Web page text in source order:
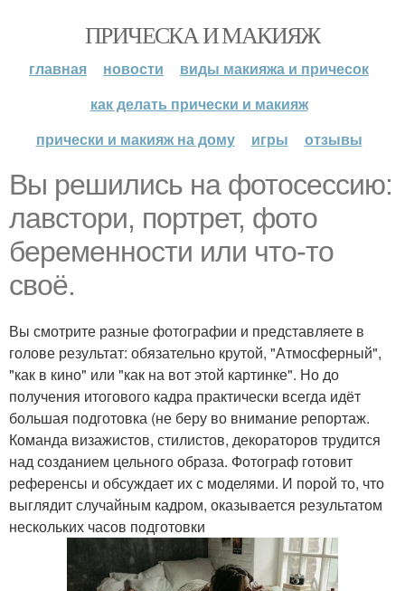
ПРИЧЕСКА И МАКИЯЖ
главная новости
виды макияжа и причесок
как делать прически и макияж
прически и макияж на дому
игры отзывы
Вы решились на фотосессию:
лавстори, портрет, фото
беременности или что-то
своё.
Вы смотрите разные фотографии и представляете в
голове результат: обязательно крутой, "Атмосферный",
"как в кино" или "как на вот этой картинке". Но до
получения итогового кадра практически всегда идёт
большая подготовка (не беру во внимание репортаж.
Команда визажистов, стилистов, декораторов трудится
над созданием цельного образа. Фотограф готовит
референсы и обсуждает их с моделями. И порой то, что
выглядит случайным кадром, оказывается результатом
нескольких часов подготовки